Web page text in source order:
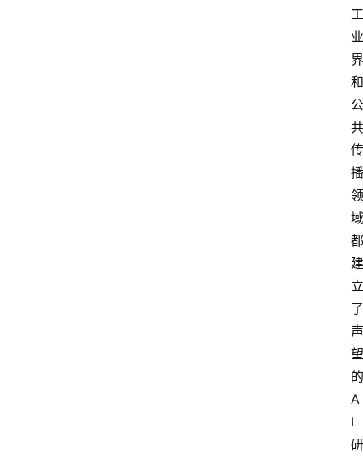
工
业
界
和
公
共
传
播
领
域
都
建
立
了
声
望
的
A
I
研